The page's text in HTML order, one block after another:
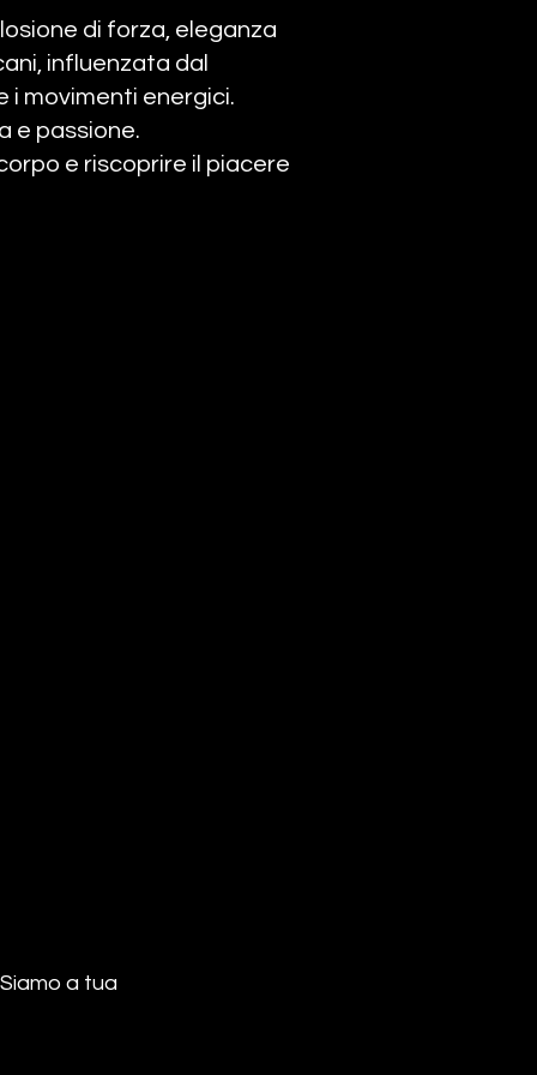
di forza, eleganza
influenzata dal
i movimenti energici.
e passione.
e riscoprire il piacere
a tua